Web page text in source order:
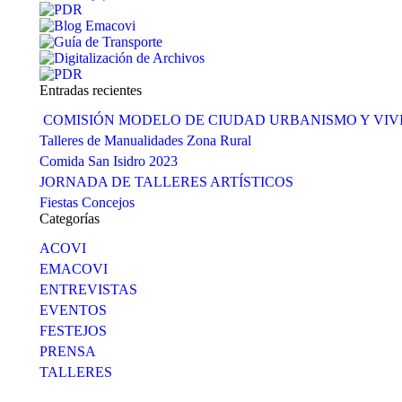
Entradas recientes
COMISIÓN MODELO DE CIUDAD URBANISMO Y
Talleres de Manualidades Zona Rural
Comida San Isidro 2023
JORNADA DE TALLERES ARTÍSTICOS
Fiestas Concejos
Categorías
ACOVI
EMACOVI
ENTREVISTAS
EVENTOS
FESTEJOS
PRENSA
TALLERES